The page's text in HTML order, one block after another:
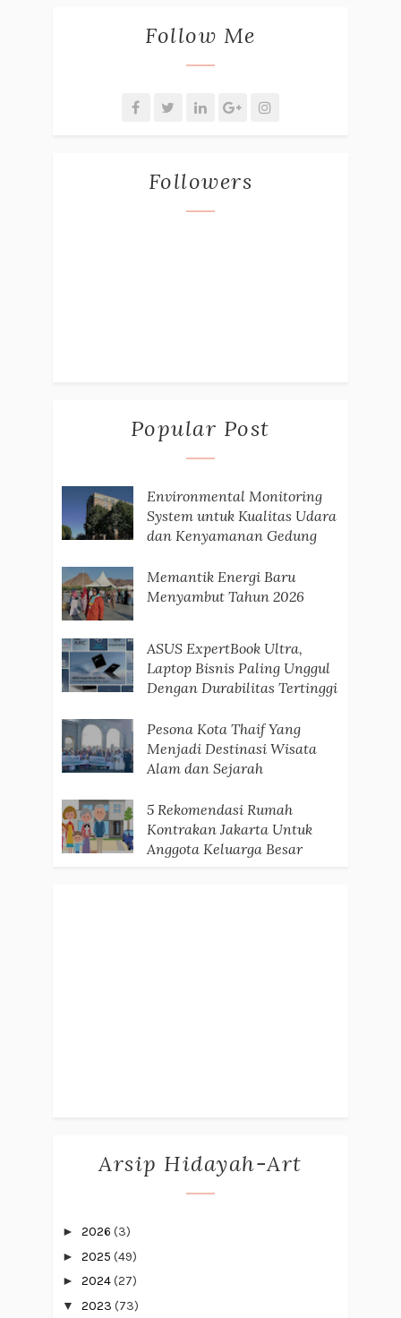
Follow Me
Followers
Popular Post
Environmental Monitoring
System untuk Kualitas Udara
dan Kenyamanan Gedung
Memantik Energi Baru
Menyambut Tahun 2026
ASUS ExpertBook Ultra,
Laptop Bisnis Paling Unggul
Dengan Durabilitas Tertinggi
Pesona Kota Thaif Yang
Menjadi Destinasi Wisata
Alam dan Sejarah
5 Rekomendasi Rumah
Kontrakan Jakarta Untuk
Anggota Keluarga Besar
Arsip Hidayah-Art
► 2026 (3)
► 2025 (49)
► 2024(27)
▼ 2023 (73)